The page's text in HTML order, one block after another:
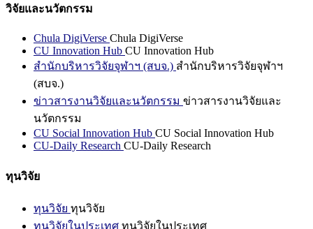
วิจัยและนวัตกรรม
Chula DigiVerse Chula DigiVerse
CU Innovation Hub CU Innovation Hub
สำนักบริหารวิจัยจุฬาฯ (สบจ.) สำนักบริหารวิจัยจุฬาฯ
(สบจ.)
ข่าวสารงานวิจัยและนวัตกรรม ข่าวสารงานวิจัยและ
นวัตกรรม
CU Social Innovation Hub CU Social Innovation Hub
CU-Daily Research CU-Daily Research
ทุนวิจัย
ทุนวิจัย ทุนวิจัย
ทุนวิจัยในประเทศ ทุนวิจัยในประเทศ